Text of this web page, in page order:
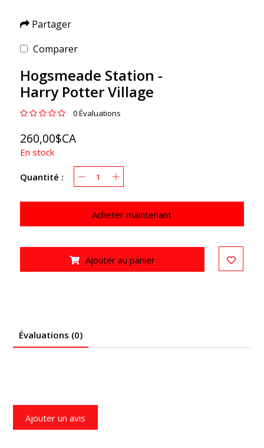
Partager
Comparer
Hogsmeade Station -
Harry Potter Village
0 Évaluations
260,00$CA
En stock
Quantité :
Acheter maintenant
Ajouter au panier
Évaluations (0)
Ajouter un avis